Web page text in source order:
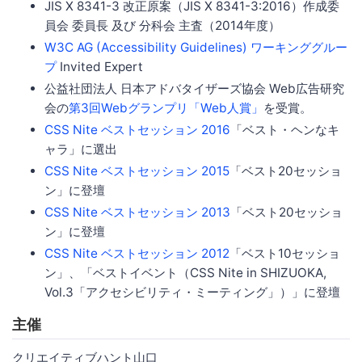
JIS X 8341-3 改正原案（JIS X 8341-3:2016）作成委
員会 委員長 及び 分科会 主査（2014年度）
W3C AG (Accessibility Guidelines) ワーキンググルー
プInvited Expert
公益社団法人 日本アドバタイザーズ協会 Web広告研究
会の第3回Webグランプリ「Web人賞」 を受賞。
CSS Nite ベストセッション 2016 「ベスト・ヘンなキ
ャラ」に選出
CSS Nite ベストセッション 2015 「ベスト20セッショ
ン」に登壇
CSS Nite ベストセッション 2013 「ベスト20セッショ
ン」に登壇
CSS Nite ベストセッション 2012 「ベスト10セッショ
ン」、「ベストイベント（CSS Nite in SHIZUOKA,
Vol.3「アクセシビリティ・ミーティング」）」に登壇
主催
クリエイティブハント山口